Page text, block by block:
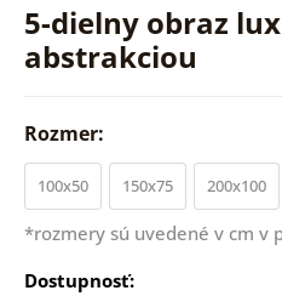
5-dielny obraz
abstrakciou
Rozmer:
100x50 150x75 200x100
*rozmery sú uvedené v cm v
Dostupnosť: